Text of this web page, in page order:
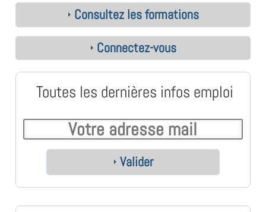
Consultez les formations
Connectez-vous
Toutes les dernières infos emploi
Valider